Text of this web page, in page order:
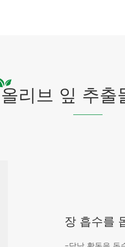
올리브 잎 추출
장 흡수를